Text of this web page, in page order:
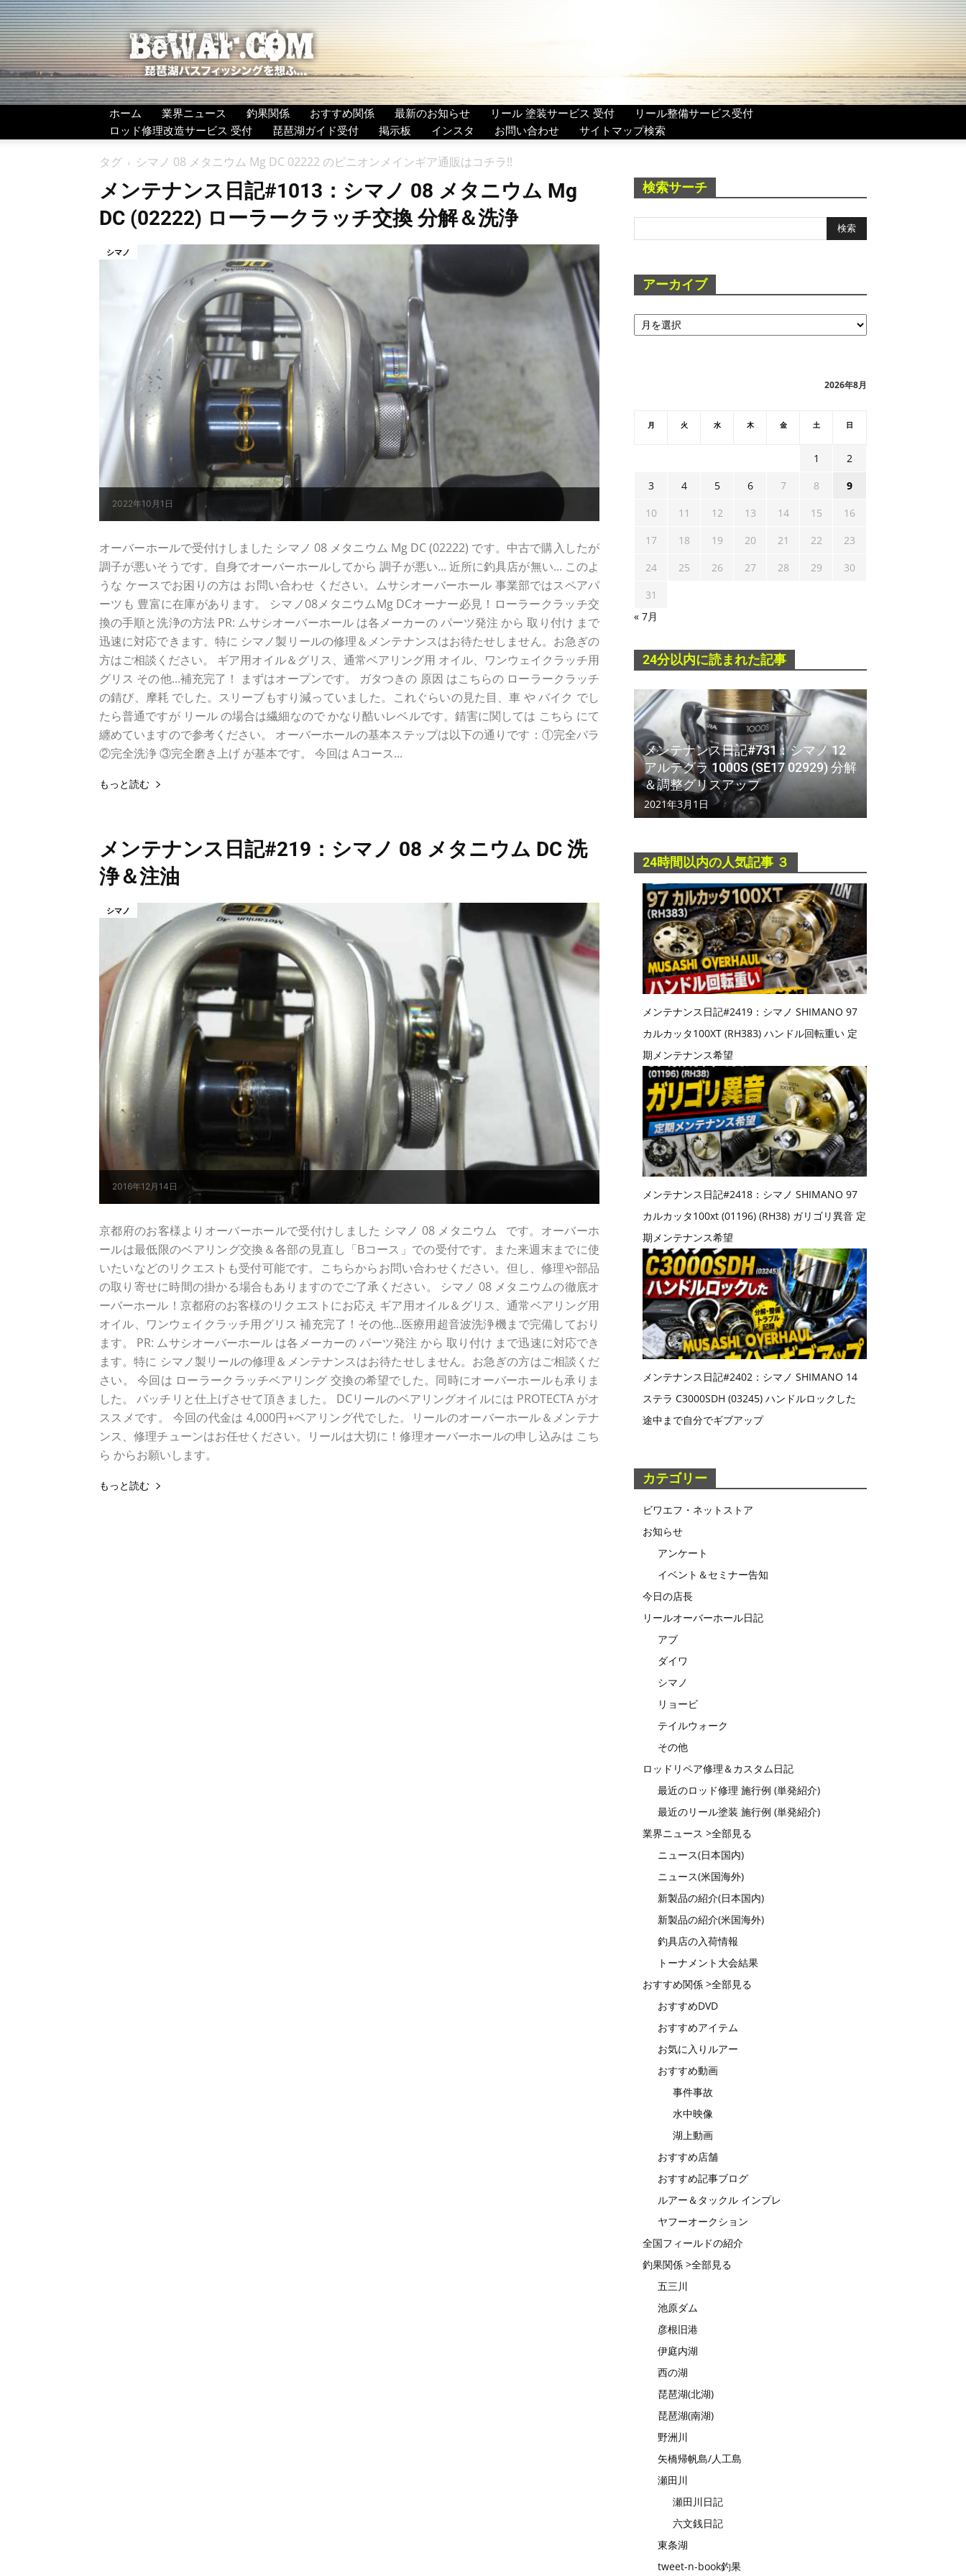
BeWAF
(ビ
ワ
エ
フ）
ホーム 業界ニュース 釣果関係 おすすめ関係 最新のお知らせ リール 塗装サービス 受付
リール整備サービス受付
ロッド修理改造サービス 受付
琵琶湖ガイド受付 掲示板 インスタ お問い合わせ サイトマップ検索
タグ シマノ 08 メタニウム Mg DC 02222 のピニオンメインギア通販はコチラ!!
メンテナンス日記#1013：シマノ 08 メタニウム Mg
DC (02222) ローラークラッチ交換 分解＆洗浄
2022年10月1日
シマノ
オーバーホールで受付けしました シマノ 08 メタニウム Mg DC (02222) です。中古で購入したが
調子が悪いそうです。自身でオーバーホールしてから 調子が悪い... 近所に釣具店が無い... このよ
うな ケースでお困りの方は お問い合わせ ください。ムサシオーバーホール 事業部ではスペアパ
ーツも 豊富に在庫があります。 シマノ08メタニウムMg DCオーナー必見！ローラークラッチ交
換の手順と洗浄の方法 PR: ムサシオーバーホール は各メーカーの パーツ発注 から 取り付け まで
迅速に対応できます。特に シマノ製リールの修理＆メンテナンスはお待たせしません。お急ぎの
方はご相談ください。 ギア用オイル＆グリス、通常ベアリング用 オイル、ワンウェイクラッチ用
グリス その他...補充完了！ まずはオープンです。 ガタつきの 原因 はこちらの ローラークラッチ
の錆び、摩耗 でした。スリーブもすり減っていました。これぐらいの見た目、車 や バイク でし
たら普通ですが リール の場合は繊細なので かなり酷いレベルです。錆害に関しては こちら にて
纏めていますので参考ください。 オーバーホールの基本ステップは以下の通りです：①完全バラ
②完全洗浄 ③完全磨き上げ が基本です。 今回は Aコース...
もっと読む
メンテナンス日記#219：シマノ 08 メタニウム DC 洗
浄＆注油
2016年12月14日
シマノ
京都府のお客様よりオーバーホールで受付けしました シマノ 08 メタニウム です。オーバーホ
ールは最低限のベアリング交換＆各部の見直し「Bコース」での受付です。また来週末までに使
いたいなどのリクエストも受付可能です。こちらからお問い合わせください。但し、修理や部品
の取り寄せに時間の掛かる場合もありますのでご了承ください。 シマノ 08 メタニウムの徹底オ
ーバーホール！京都府のお客様のリクエストにお応え ギア用オイル＆グリス、通常ベアリング用
オイル、ワンウェイクラッチ用グリス 補充完了！その他...医療用超音波洗浄機まで完備しており
ます。 PR: ムサシオーバーホール は各メーカーの パーツ発注 から 取り付け まで迅速に対応でき
ます。特に シマノ製リールの修理＆メンテナンスはお待たせしません。お急ぎの方はご相談くだ
さい。 今回は ローラークラッチベアリング 交換の希望でした。同時にオーバーホールも承りま
した。 バッチリと仕上げさせて頂きました。 DCリールのベアリングオイルには PROTECTA がオ
ススメです。 今回の代金は 4,000円+ベアリング代でした。リールのオーバーホール＆メンテナ
ンス、修理チューンはお任せください。リールは大切に！修理オーバーホールの申し込みは こち
ら からお願いします。
もっと読む
検索サーチ
アーカイブ
ア
ー
2026年8月
月 火 水 木 金 土 日
1
2
3
4 5 6 7 8
9
10
11 12 13 14 15
16
17
18 19 20 21 22
23
24
25 26 27 28 29
30
31
« 7月
24分以内に読まれた記事
メンテナンス日記#731：シマノ 12
アルテグラ 1000S (SE17 02929) 分解
＆調整グリスアップ
2021年3月1日
24時間以内の人気記事 ３
メンテナンス日記#2419：シマノ SHIMANO 97
カルカッタ100XT (RH383) ハンドル回転重い 定
期メンテナンス希望
メンテナンス日記#2418：シマノ SHIMANO 97
カルカッタ100xt (01196) (RH38) ガリゴリ異音 定
期メンテナンス希望
メンテナンス日記#2402：シマノ SHIMANO 14
ステラ C3000SDH (03245) ハンドルロックした
途中まで自分でギブアップ
カテゴリー
ビワエフ・ネットストア
お知らせ
アンケート
イベント＆セミナー告知
今日の店長
リールオーバーホール日記
アブ
ダイワ
シマノ
リョービ
テイルウォーク
その他
ロッドリペア修理＆カスタム日記
最近のロッド修理 施行例 (単発紹介)
最近のリール塗装 施行例 (単発紹介)
業界ニュース >全部見る
ニュース(日本国内)
ニュース(米国海外)
新製品の紹介(日本国内)
新製品の紹介(米国海外)
釣具店の入荷情報
トーナメント大会結果
おすすめ関係 >全部見る
おすすめDVD
おすすめアイテム
お気に入りルアー
おすすめ動画
事件事故
水中映像
湖上動画
おすすめ店舗
おすすめ記事ブログ
ルアー＆タックル インプレ
ヤフーオークション
全国フィールドの紹介
釣果関係 >全部見る
五三川
池原ダム
彦根旧港
伊庭内湖
西の湖
琵琶湖(北湖)
琵琶湖(南湖)
野洲川
矢橋帰帆島/人工島
瀬田川
瀬田川日記
六文銭日記
東条湖
tweet-n-book釣果